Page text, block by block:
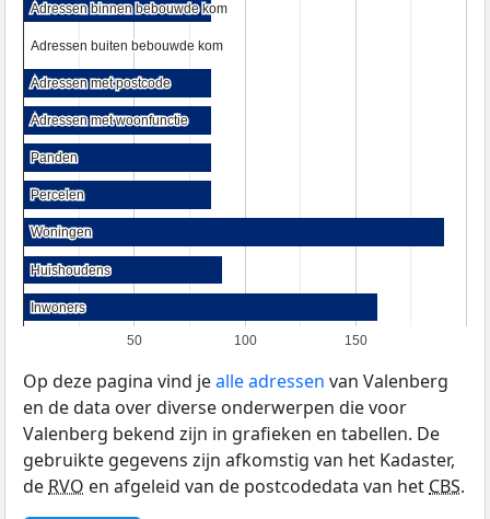
50 100 150
Adressen binnen bebouwde kom
Adressen binnen bebouwde kom
Adressen buiten bebouwde kom
Adressen buiten bebouwde kom
Adressen met postcode
Adressen met postcode
Adressen met woonfunctie
Adressen met woonfunctie
Panden
Panden
Percelen
Percelen
Woningen
Woningen
Huishoudens
Huishoudens
Inwoners
Inwoners
Op deze pagina vind jealle adressen van Valenberg
en de data over diverse onderwerpen die voor
Valenberg bekend zijn in grafieken en tabellen. De
gebruikte gegevens zijn afkomstig van het Kadaster,
deRVO en afgeleid van de postcodedata van hetCBS.